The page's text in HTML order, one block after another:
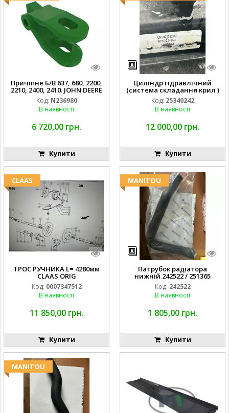
Причіпне Б/В 637, 680, 2200,
2210, 2400, 2410. JOHN DEERE
Код: N236980
В наявності
6 720,00 грн.
Купити
Циліндр гідравлічний
(система складання крил )
Код: 25340242
В наявності
12 000,00 грн.
Купити
CLAAS
ТРОС РУЧНИКА L= 4280мм
CLAAS ORIG
Код: 0007347512
В наявності
11 850,00 грн.
Купити
MANITOU
Патрубок радіатора
нижній 242522 / 251365
Код: 242522
В наявності
1 805,00 грн.
Купити
MANITOU